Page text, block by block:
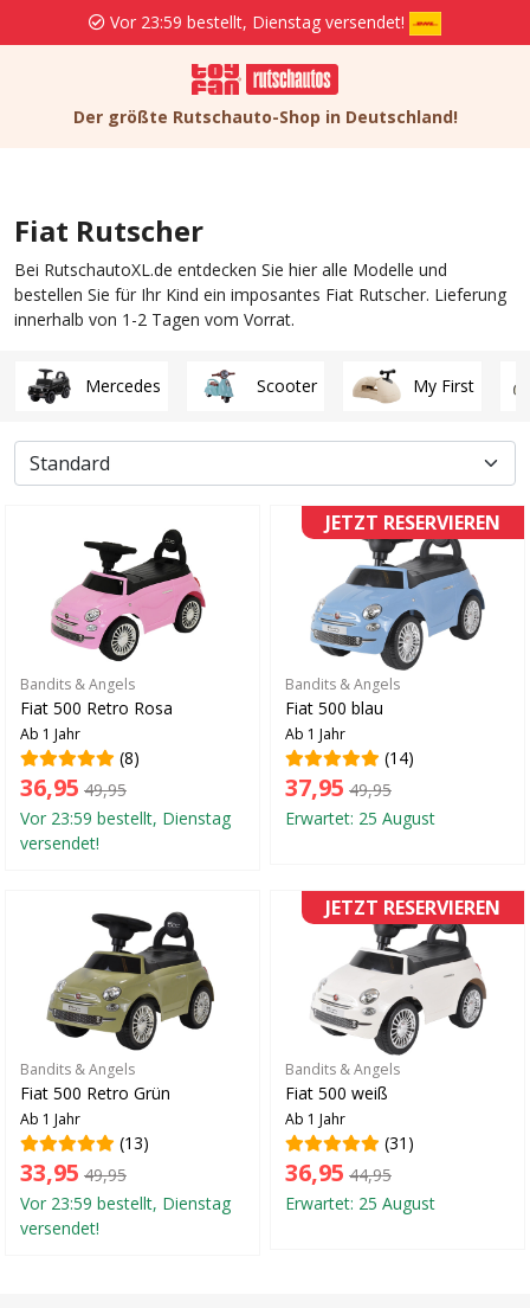
Vor 23:59 bestellt, Dienstag versendet!
Der größte Rutschauto-Shop in Deutschland!
Fiat Rutscher
Bei RutschautoXL.de entdecken Sie hier alle Modelle und
bestellen Sie für Ihr Kind ein imposantes Fiat Rutscher. Lieferung
innerhalb von 1-2 Tagen vom Vorrat.
Mercedes Scooter My First
Bandits & Angels
Fiat 500 Retro Rosa
Ab 1 Jahr
(8)
36,95 49,95
Vor 23:59 bestellt, Dienstag
versendet!
JETZT RESERVIEREN
Bandits & Angels
Fiat 500 blau
Ab 1 Jahr
(14)
37,95 49,95
Erwartet: 25 August
Bandits & Angels
Fiat 500 Retro Grün
Ab 1 Jahr
(13)
33,95 49,95
Vor 23:59 bestellt, Dienstag
versendet!
JETZT RESERVIEREN
Bandits & Angels
Fiat 500 weiß
Ab 1 Jahr
(31)
36,95 44,95
Erwartet: 25 August